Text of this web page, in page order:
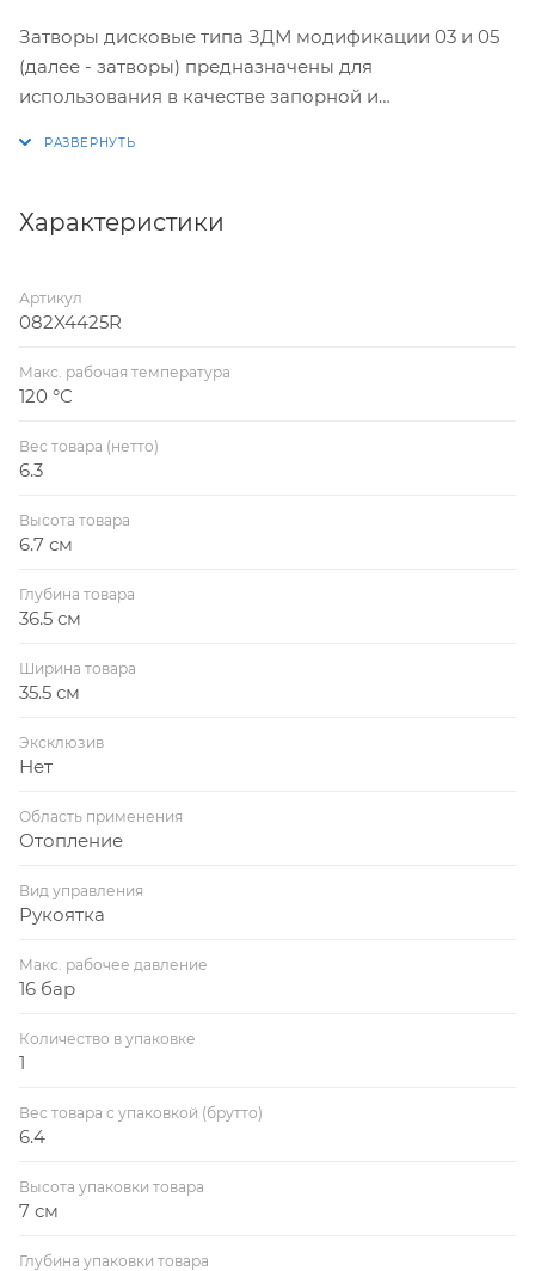
Затворы дисковые типа ЗДМ модификации 03 и 05
(далее - затворы) предназначены для
использования в качестве запорной и
системах водоснабжения, теплоснабжения,
для использования в составе узлов управления
установок пожаротушения как пожарное запорное
устройство.
Характеристики
Артикул
082X4425R
Макс. рабочая температура
120 °С
Вес товара (нетто)
6.3
Высота товара
6.7 см
Глубина товара
36.5 см
Ширина товара
35.5 см
Эксклюзив
Нет
Область применения
Отопление
Вид управления
Рукоятка
Макс. рабочее давление
16 бар
Количество в упаковке
1
Вес товара с упаковкой (брутто)
6.4
Высота упаковки товара
7 см
Глубина упаковки товара